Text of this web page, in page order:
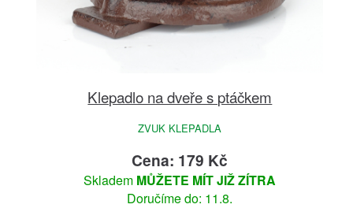
Klepadlo na dveře s ptáčkem
ZVUK KLEPADLA
Cena: 179 Kč
Skladem MŮŽETE MÍT JIŽ ZÍTRA
Doručíme do: 11.8.